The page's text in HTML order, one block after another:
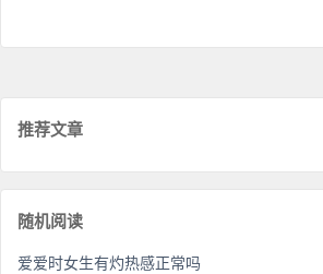
推荐文章
随机阅读
爱爱时女生有灼热感正常吗